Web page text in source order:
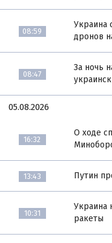
08:59
Украина
дронов
08:47
За ночь
05.08.2026
16:32
О ходе
13:43 Путин
10:31
Украина
ракеты